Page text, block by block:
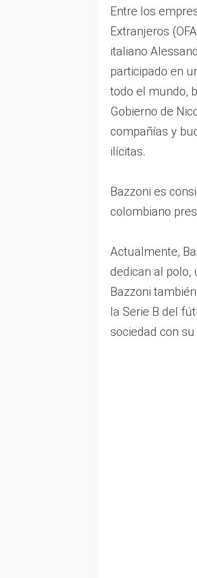
Entre los
Extranjeros
italiano
participado en
todo el mundo,
Gobierno de
compañías y
ilícitas.
Bazzoni es
colombiano
Actualmente,
dedican al polo,
Bazzoni
la Serie B del
sociedad con